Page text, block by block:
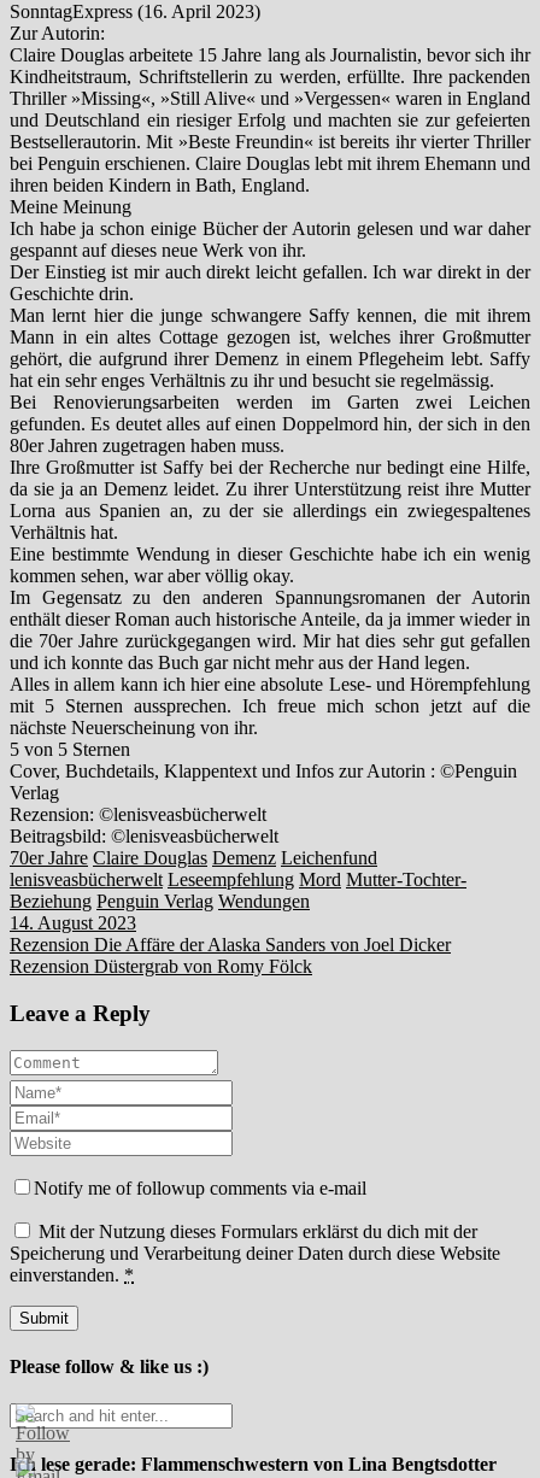
SonntagExpress (16. April 2023)
Zur Autorin:
Claire Douglas arbeitete 15 Jahre lang als Journalistin, bevor sich ihr
Kindheitstraum, Schriftstellerin zu werden, erfüllte. Ihre packenden
Thriller »Missing«, »Still Alive« und »Vergessen« waren in England
und Deutschland ein riesiger Erfolg und machten sie zur gefeierten
Bestsellerautorin. Mit »Beste Freundin« ist bereits ihr vierter Thriller
bei Penguin erschienen. Claire Douglas lebt mit ihrem Ehemann und
ihren beiden Kindern in Bath, England.
Meine Meinung
Ich habe ja schon einige Bücher der Autorin gelesen und war daher
gespannt auf dieses neue Werk von ihr.
Der Einstieg ist mir auch direkt leicht gefallen. Ich war direkt in der
Geschichte drin.
Man lernt hier die junge schwangere Saffy kennen, die mit ihrem
Mann in ein altes Cottage gezogen ist, welches ihrer Großmutter
gehört, die aufgrund ihrer Demenz in einem Pflegeheim lebt. Saffy
hat ein sehr enges Verhältnis zu ihr und besucht sie regelmässig.
Bei Renovierungsarbeiten werden im Garten zwei Leichen
gefunden. Es deutet alles auf einen Doppelmord hin, der sich in den
80er Jahren zugetragen haben muss.
Ihre Großmutter ist Saffy bei der Recherche nur bedingt eine Hilfe,
da sie ja an Demenz leidet. Zu ihrer Unterstützung reist ihre Mutter
Lorna aus Spanien an, zu der sie allerdings ein zwiegespaltenes
Verhältnis hat.
Eine bestimmte Wendung in dieser Geschichte habe ich ein wenig
kommen sehen, war aber völlig okay.
Im Gegensatz zu den anderen Spannungsromanen der Autorin
enthält dieser Roman auch historische Anteile, da ja immer wieder in
die 70er Jahre zurückgegangen wird. Mir hat dies sehr gut gefallen
und ich konnte das Buch gar nicht mehr aus der Hand legen.
Alles in allem kann ich hier eine absolute Lese- und Hörempfehlung
mit 5 Sternen aussprechen. Ich freue mich schon jetzt auf die
nächste Neuerscheinung von ihr.
5 von 5 Sternen
Cover, Buchdetails, Klappentext und Infos zur Autorin : ©Penguin
Verlag
Rezension: ©lenisveasbücherwelt
Beitragsbild: ©lenisveasbücherwelt
70er Jahre Claire Douglas Demenz Leichenfund
lenisveasbücherwelt Leseempfehlung Mord Mutter-Tochter-
Beziehung Penguin Verlag Wendungen
14. August 2023
Beitragsnavigation
Rezension Die Affäre der Alaska Sanders von Joel Dicker
Rezension Düstergrab von Romy Fölck
Leave a Reply
Notify me of followup comments via e-mail
Mit der Nutzung dieses Formulars erklärst du dich mit der
Speicherung und Verarbeitung deiner Daten durch diese Website
einverstanden. *
Please follow & like us :)
Ich lese gerade: Flammenschwestern von Lina Bengtsdotter